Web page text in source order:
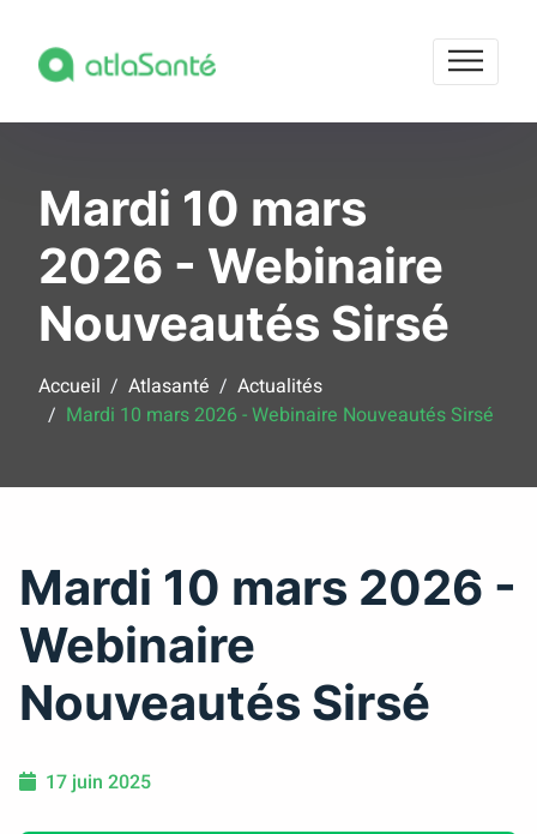
Mardi 10 mars
2026 - Webinaire
Nouveautés Sirsé
Accueil Atlasanté
Actualités
Mardi 10 mars 2026 - Webinaire Nouveautés Sirsé
Mardi 10 mars 2026 -
Webinaire
Nouveautés Sirsé
17 juin 2025